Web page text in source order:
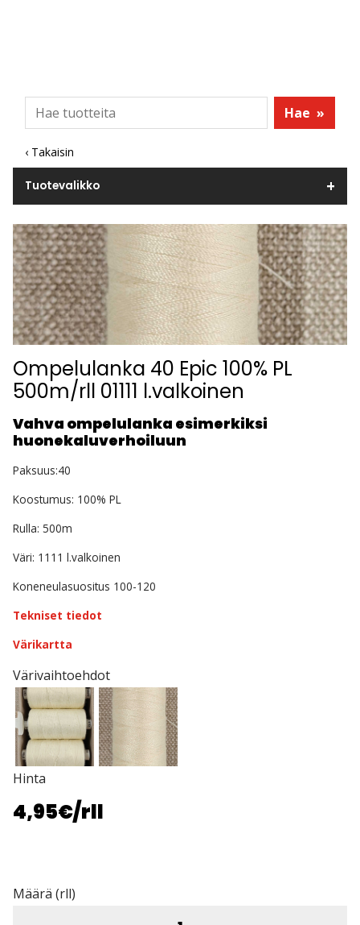
Hae »
‹ Takaisin
Tuotevalikko
Ompelulanka 40 Epic 100% PL
500m/rll 01111 l.valkoinen
Vahva ompelulanka esimerkiksi
huonekaluverhoiluun
Paksuus:40
Koostumus: 100% PL
Rulla: 500m
Väri: 1111 l.valkoinen
Koneneulasuositus 100-120
Tekniset tiedot
Värikartta
Värivaihtoehdot
Hinta
4,95€/rll
Määrä (rll)